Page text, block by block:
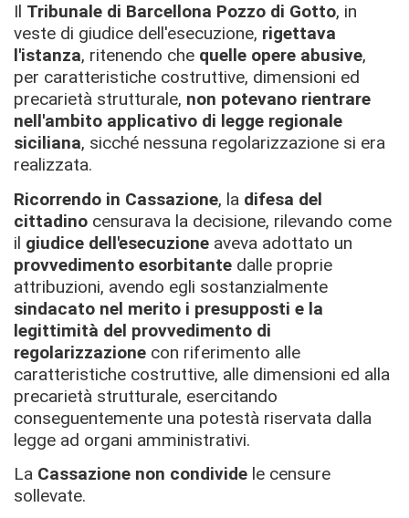
Il Tribunale di Barcellona Pozzo di Gotto, in
veste di giudice dell'esecuzione, rigettava
l'istanza, ritenendo che quelle opere abusive,
per caratteristiche costruttive, dimensioni ed
precarietà strutturale, non potevano rientrare
nell'ambito applicativo di legge regionale
siciliana, sicché nessuna regolarizzazione si era
realizzata.
Ricorrendo in Cassazione, la difesa del
cittadino censurava la decisione, rilevando come
il giudice dell'esecuzione aveva adottato un
provvedimento esorbitante dalle proprie
attribuzioni, avendo egli sostanzialmente
sindacato nel merito i presupposti e la
legittimità del provvedimento di
regolarizzazione con riferimento alle
caratteristiche costruttive, alle dimensioni ed alla
precarietà strutturale, esercitando
conseguentemente una potestà riservata dalla
legge ad organi amministrativi.
La Cassazione non condivide le censure
sollevate.